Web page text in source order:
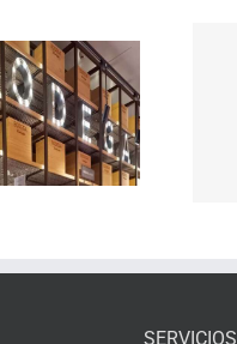
Trabaja
con
nosotros
SERVICIOS